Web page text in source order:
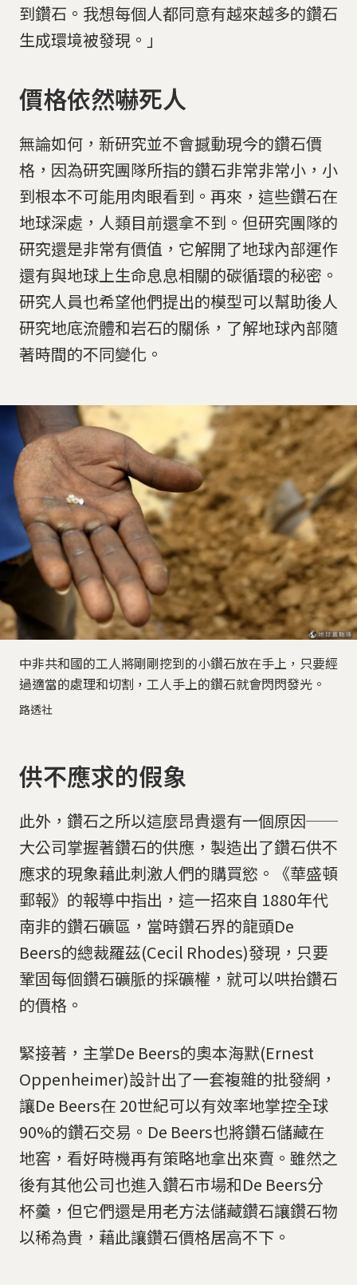
到鑽石。我想每個人都同意有越來越多的鑽石
生成環境被發現。」
價格依然嚇死人
無論如何，新研究並不會撼動現今的鑽石價
格，因為研究團隊所指的鑽石非常非常小，小
到根本不可能用肉眼看到。再來，這些鑽石在
地球深處，人類目前還拿不到。但研究團隊的
研究還是非常有價值，它解開了地球內部運作
還有與地球上生命息息相關的碳循環的秘密。
研究人員也希望他們提出的模型可以幫助後人
研究地底流體和岩石的關係，了解地球內部隨
著時間的不同變化。
中非共和國的工人將剛剛挖到的小鑽石放在手上，只要經
過適當的處理和切割，工人手上的鑽石就會閃閃發光。
路透社
供不應求的假象
此外，鑽石之所以這麼昂貴還有一個原因──
大公司掌握著鑽石的供應，製造出了鑽石供不
應求的現象藉此刺激人們的購買慾。《華盛頓
郵報》的報導中指出，這一招來自 1880年代
南非的鑽石礦區，當時鑽石界的龍頭De
Beers的總裁羅茲(Cecil Rhodes)發現，只要
鞏固每個鑽石礦脈的採礦權，就可以哄抬鑽石
的價格。
緊接著，主掌De Beers的奧本海默(Ernest
Oppenheimer)設計出了一套複雜的批發網，
讓De Beers在 20世紀可以有效率地掌控全球
90%的鑽石交易。De Beers也將鑽石儲藏在
地窖，看好時機再有策略地拿出來賣。雖然之
後有其他公司也進入鑽石市場和De Beers分
杯羹，但它們還是用老方法儲藏鑽石讓鑽石物
以稀為貴，藉此讓鑽石價格居高不下。